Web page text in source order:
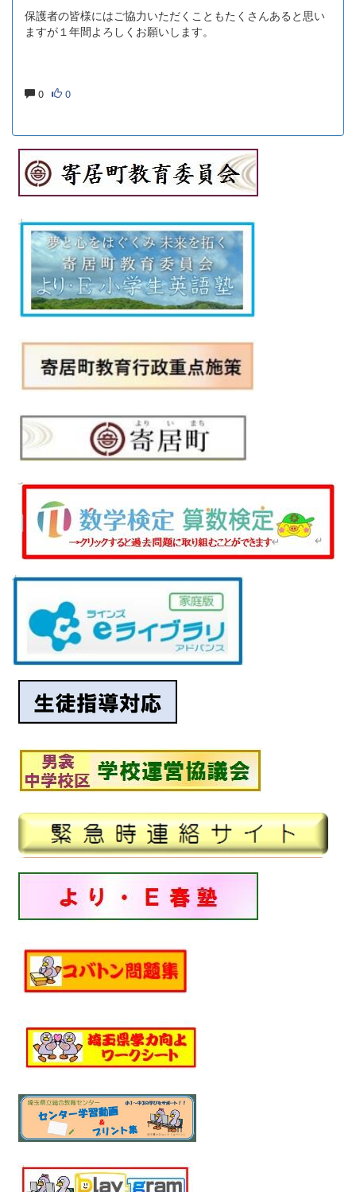
保護者の皆様にはご協力いただくこともたくさんあると思い
ますが１年間よろしくお願いします。
0 0